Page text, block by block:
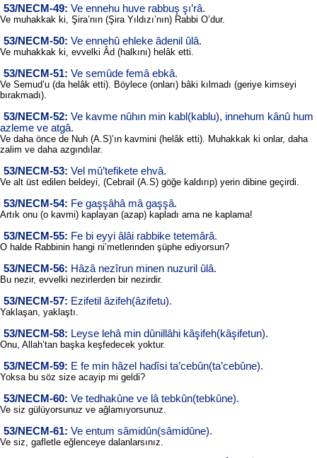
53/NECM-49: Ve ennehu huve rabbuş şı’râ.
Ve muhakkak ki, Şira’nın (Şira Yıldızı’nın) Rabbi O’dur.
53/NECM-50: Ve ennehû ehleke âdenil ûlâ.
Ve muhakkak ki, evvelki Âd (halkını) helâk etti.
53/NECM-51: Ve semûde femâ ebkâ.
Ve Semud’u (da helâk etti). Böylece (onları) bâki kılmadı (geriye kimseyi
bırakmadı).
53/NECM-52: Ve kavme nûhın min kabl(kablu), innehum kânû hum
azleme ve atgâ.
Ve daha önce de Nuh (A.S)’ın kavmini (helâk etti). Muhakkak ki onlar, daha
zalim ve daha azgındılar.
53/NECM-53: Vel mû’tefikete ehvâ.
Ve alt üst edilen beldeyi, (Cebrail (A.S) göğe kaldırıp) yerin dibine geçirdi.
53/NECM-54: Fe gaşşâhâ mâ gaşşâ.
Artık onu (o kavmi) kaplayan (azap) kapladı ama ne kaplama!
53/NECM-55: Fe bi eyyi âlâi rabbike tetemârâ.
O halde Rabbinin hangi ni’metlerinden şüphe ediyorsun?
53/NECM-56: Hâzâ nezîrun minen nuzuril ûlâ.
Bu nezir, evvelki nezirlerden bir nezirdir.
53/NECM-57: Ezifetil âzifeh(âzifetu).
Yaklaşan, yaklaştı.
53/NECM-58: Leyse lehâ min dûnillâhi kâşifeh(kâşifetun).
Onu, Allah’tan başka keşfedecek yoktur.
53/NECM-59: E fe min hâzel hadîsi ta’cebûn(ta’cebûne).
Yoksa bu söz size acayip mi geldi?
53/NECM-60: Ve tedhakûne ve lâ tebkûn(tebkûne).
Ve siz gülüyorsunuz ve ağlamıyorsunuz.
53/NECM-61: Ve entum sâmidûn(sâmidûne).
Ve siz, gafletle eğlenceye dalanlarsınız.